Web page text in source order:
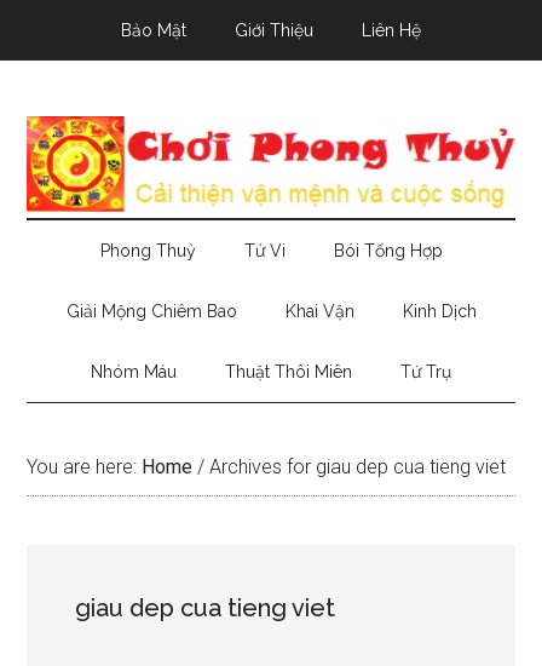
Bảo Mật Giới Thiệu Liên Hệ
Phong Thuỷ Tử Vi Bói Tổng Hợp
Giải Mộng Chiêm Bao Khai Vận Kinh Dịch
Nhóm Máu Thuật Thôi Miên Tứ Trụ
You are here: Home / Archives for giau dep cua tieng viet
giau dep cua tieng viet